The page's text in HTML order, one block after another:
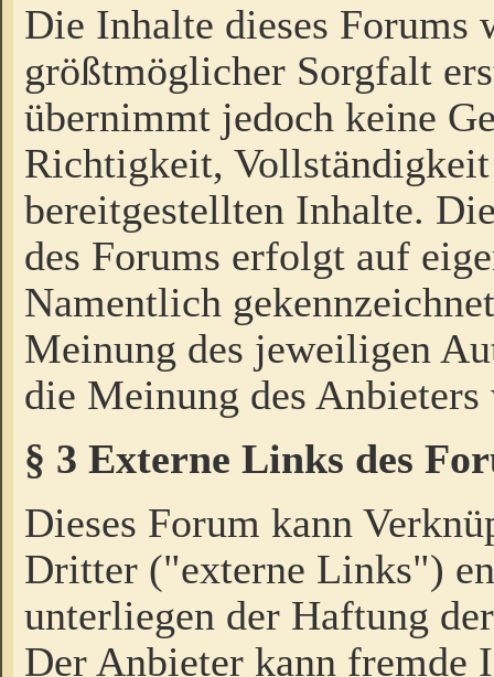
Die Inhalte dieses Forums
größtmöglicher Sorgfalt
übernimmt jedoch keine
Richtigkeit,
bereitgestellten Inhalte.
des Forums erfolgt auf
Namentlich
Meinung des jeweiligen
die Meinung des Anbieters
§ 3 Externe Links des
Dieses Forum kann
Dritter ("externe Links")
unterliegen der Haftung
Der Anbieter kann fremde